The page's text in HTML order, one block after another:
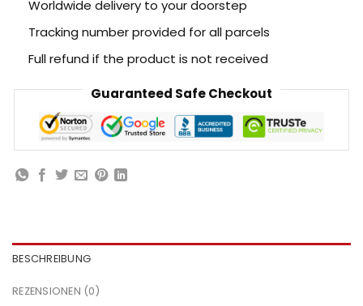
Worldwide delivery to your doorstep
Tracking number provided for all parcels
Full refund if the product is not received
Guaranteed Safe Checkout
BESCHREIBUNG
REZENSIONEN (0)